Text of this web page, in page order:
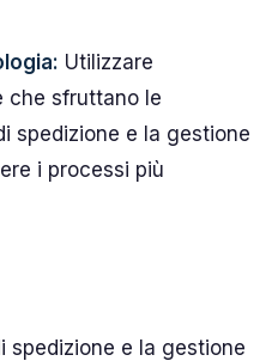
Utilizzare
che sfruttano le
spedizione e la gestione
i processi più
spedizione e la gestione